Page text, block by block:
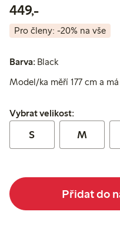
449,-449,00 Kč
Pro členy: -20% na vše
Barva: Black
Model/ka měří 177 cm a
Vybrat velikost:
Vybrat velikost:
S M
Přidat do